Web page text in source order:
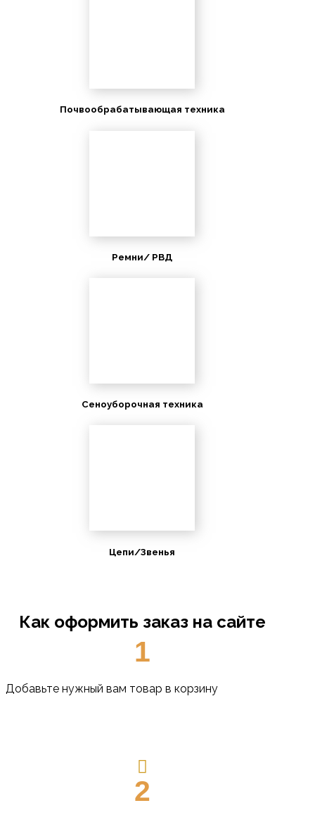
Почвообрабатывающая техника
Ремни/ РВД
Сеноуборочная техника
Цепи/Звенья
Как оформить заказ на сайте
1
Добавьте нужный вам товар в корзину
2